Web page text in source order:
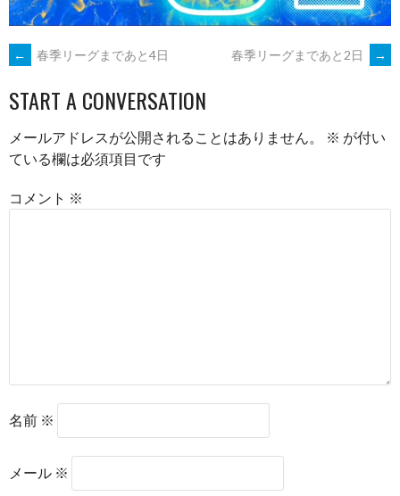
POST
NAVIGATION
← 春季リーグまであと4日 春季リーグまであと2日 →
START A CONVERSATION
メールアドレスが公開されることはありません。 ※ が付い
ている欄は必須項目です
コメント ※
名前 ※
メール ※